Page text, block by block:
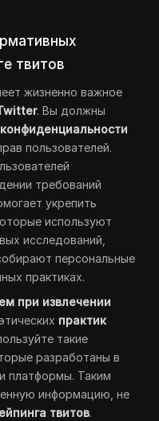
твитов
жизненно важное
. Вы должны
пользователей.
требований
укрепить
используют
исследований,
персональные
практиках.
при извлечении
практик
такие
разработаны в
платформы. Таким
информацию, не
твитов.